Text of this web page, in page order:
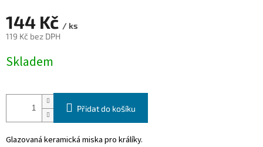
144 Kč / ks
119 Kč bez DPH
cena:
Skladem
Přidat do košíku
Glazovaná keramická miska pro králíky.